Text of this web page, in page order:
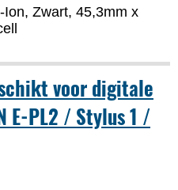
Ion, Zwart, 45,3mm x
voor digitale
E-PL2 / Stylus 1 /